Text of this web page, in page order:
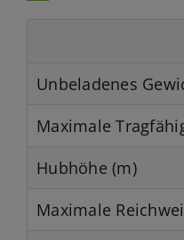
Unbeladenes
Maximale
Hubhöhe (m)
Maximale